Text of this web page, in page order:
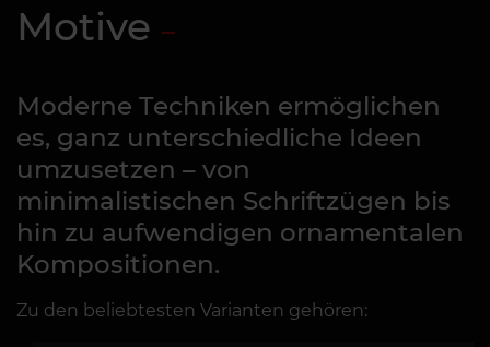
Motive
Moderne Techniken ermöglichen
es, ganz unterschiedliche Ideen
umzusetzen – von
minimalistischen Schriftzügen bis
hin zu aufwendigen ornamentalen
Kompositionen.
Zu den beliebtesten Varianten gehören: